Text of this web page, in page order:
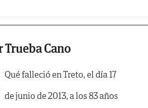
Cano
Qué falleció en Treto, el día 17
de junio de 2013, a los 83 años